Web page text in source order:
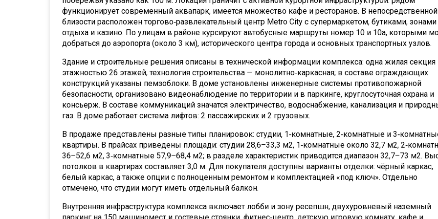
функционирует современный аквапарк, имеется множество кафе и ресторанов. В непосредственной
близости расположен торгово‑развлекательный центр Metro City с супермаркетом, бутиками, зонами
отдыха и казино. По улицам в районе курсируют автобусные маршруты номер 10 и 10а, которыми
добраться до аэропорта (около 3 км), исторического центра города и основных транспортных узлов.
Здание и строительные решения описаны в технической информации комплекса: одна жилая секция
этажностью 26 этажей, технология строительства — монолитно‑каркасная; в составе ограждающих
конструкций указаны пемзоблоки. В доме установлены инженерные системы противопожарной
безопасности, организовано видеонаблюдение по территории и в паркинге, круглосуточная охрана и
консьерж. В составе коммуникаций значатся электричество, водоснабжение, канализация и
газ. В доме работает система лифтов: 2 пассажирских и 2 грузовых.
В продаже представлены разные типы планировок: студии, 1‑комнатные, 2‑комнатные и
квартиры. В прайсах приведены площади: студии 28,6–33,3 м2, 1‑комнатные около 32,7 м2,
36–52,6 м2, 3‑комнатные 57,9–68,4 м2; в разделе характеристик приводится диапазон 32,7–73 м2.
потолков в квартирах составляет 3,0 м. Для покупателя доступны варианты отделки: чёрный каркас,
белый каркас, а также опции с полноценным ремонтом и комплектацией «под ключ». Отдельно
отмечено, что студии могут иметь отдельный балкон.
Внутренняя инфраструктура комплекса включает лобби и зону ресепшн, двухуровневый наземный